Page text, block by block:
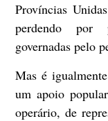
Províncias
perdendo por
governadas pelo
Mas é
um apoio
operário, de